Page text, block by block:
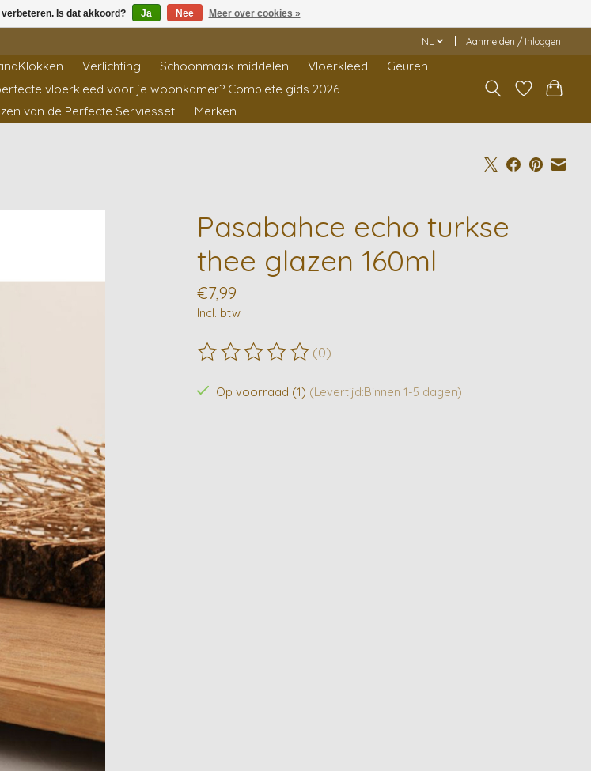
NL Aanmelden / Inloggen
Verlichting Schoonmaak middelen Vloerkleed
Geuren
vloerkleed voor je woonkamer? Complete gids 2026
van de Perfecte Serviesset
Merken
Pasabahce echo turkse
thee glazen 160ml
€7,99
Incl. btw
De beoordeling van dit product is
(0)
Op voorraad (1) (Levertijd:Binnen 1-5 dagen)
Is dat akkoord? Ja Nee Meer over cookies »